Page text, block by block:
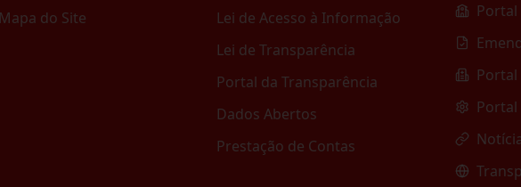
Mapa do Site
Lei de Acesso à Informação
Lei de Transparência
Portal da Transparência
Dados Abertos
Prestação de Contas
Portal
Portal